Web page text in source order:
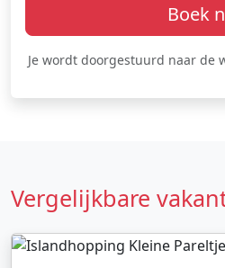
Boek
Je wordt doorgestuurd naar de
Vergelijkbare